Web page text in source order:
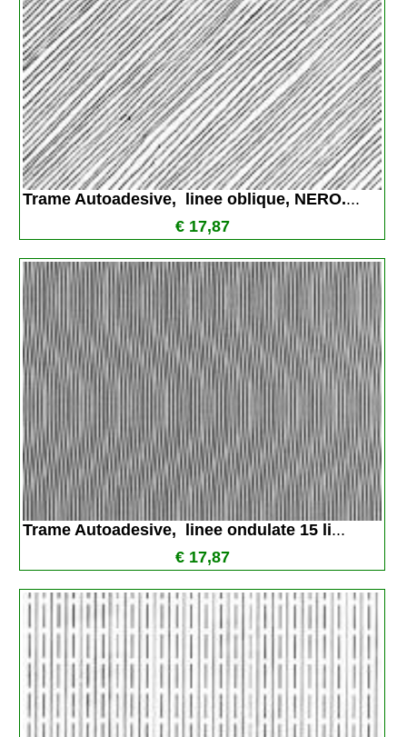
Trame Autoadesive,  linee oblique, NERO....
€ 17,87
Trame Autoadesive,  linee ondulate 15 li...
€ 17,87